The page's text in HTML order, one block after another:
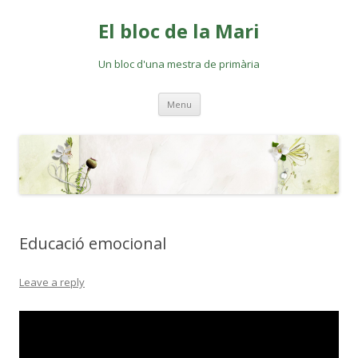
El bloc de la Mari
Un bloc d'una mestra de primària
Menu Skip
content
Educació emocional
Leave a reply